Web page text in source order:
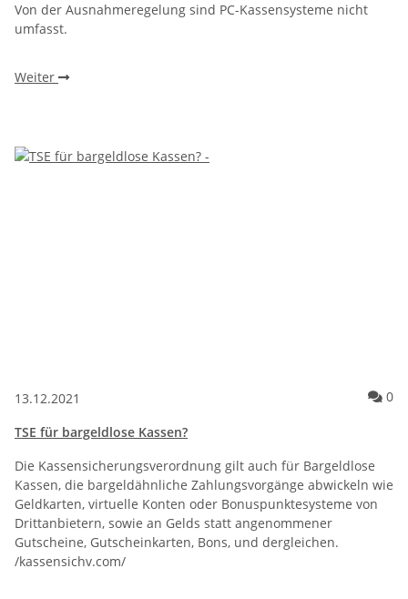
Von der Ausnahmeregelung sind PC-Kassensysteme nicht
umfasst.
Weiter
13.12.2021 0
TSE für bargeldlose Kassen?
Die Kassensicherungsverordnung gilt auch für Bargeldlose
Kassen, die bargeldähnliche Zahlungsvorgänge abwickeln wie
Geldkarten, virtuelle Konten oder Bonuspunktesysteme von
Drittanbietern, sowie an Gelds statt angenommener
Gutscheine, Gutscheinkarten, Bons, und dergleichen.
/kassensichv.com/